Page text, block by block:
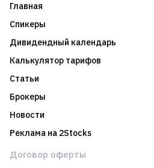
Главная
Спикеры
Дивидендный календарь
Калькулятор тарифов
Статьи
Брокеры
Новости
Реклама на 2Stocks
Договор оферты